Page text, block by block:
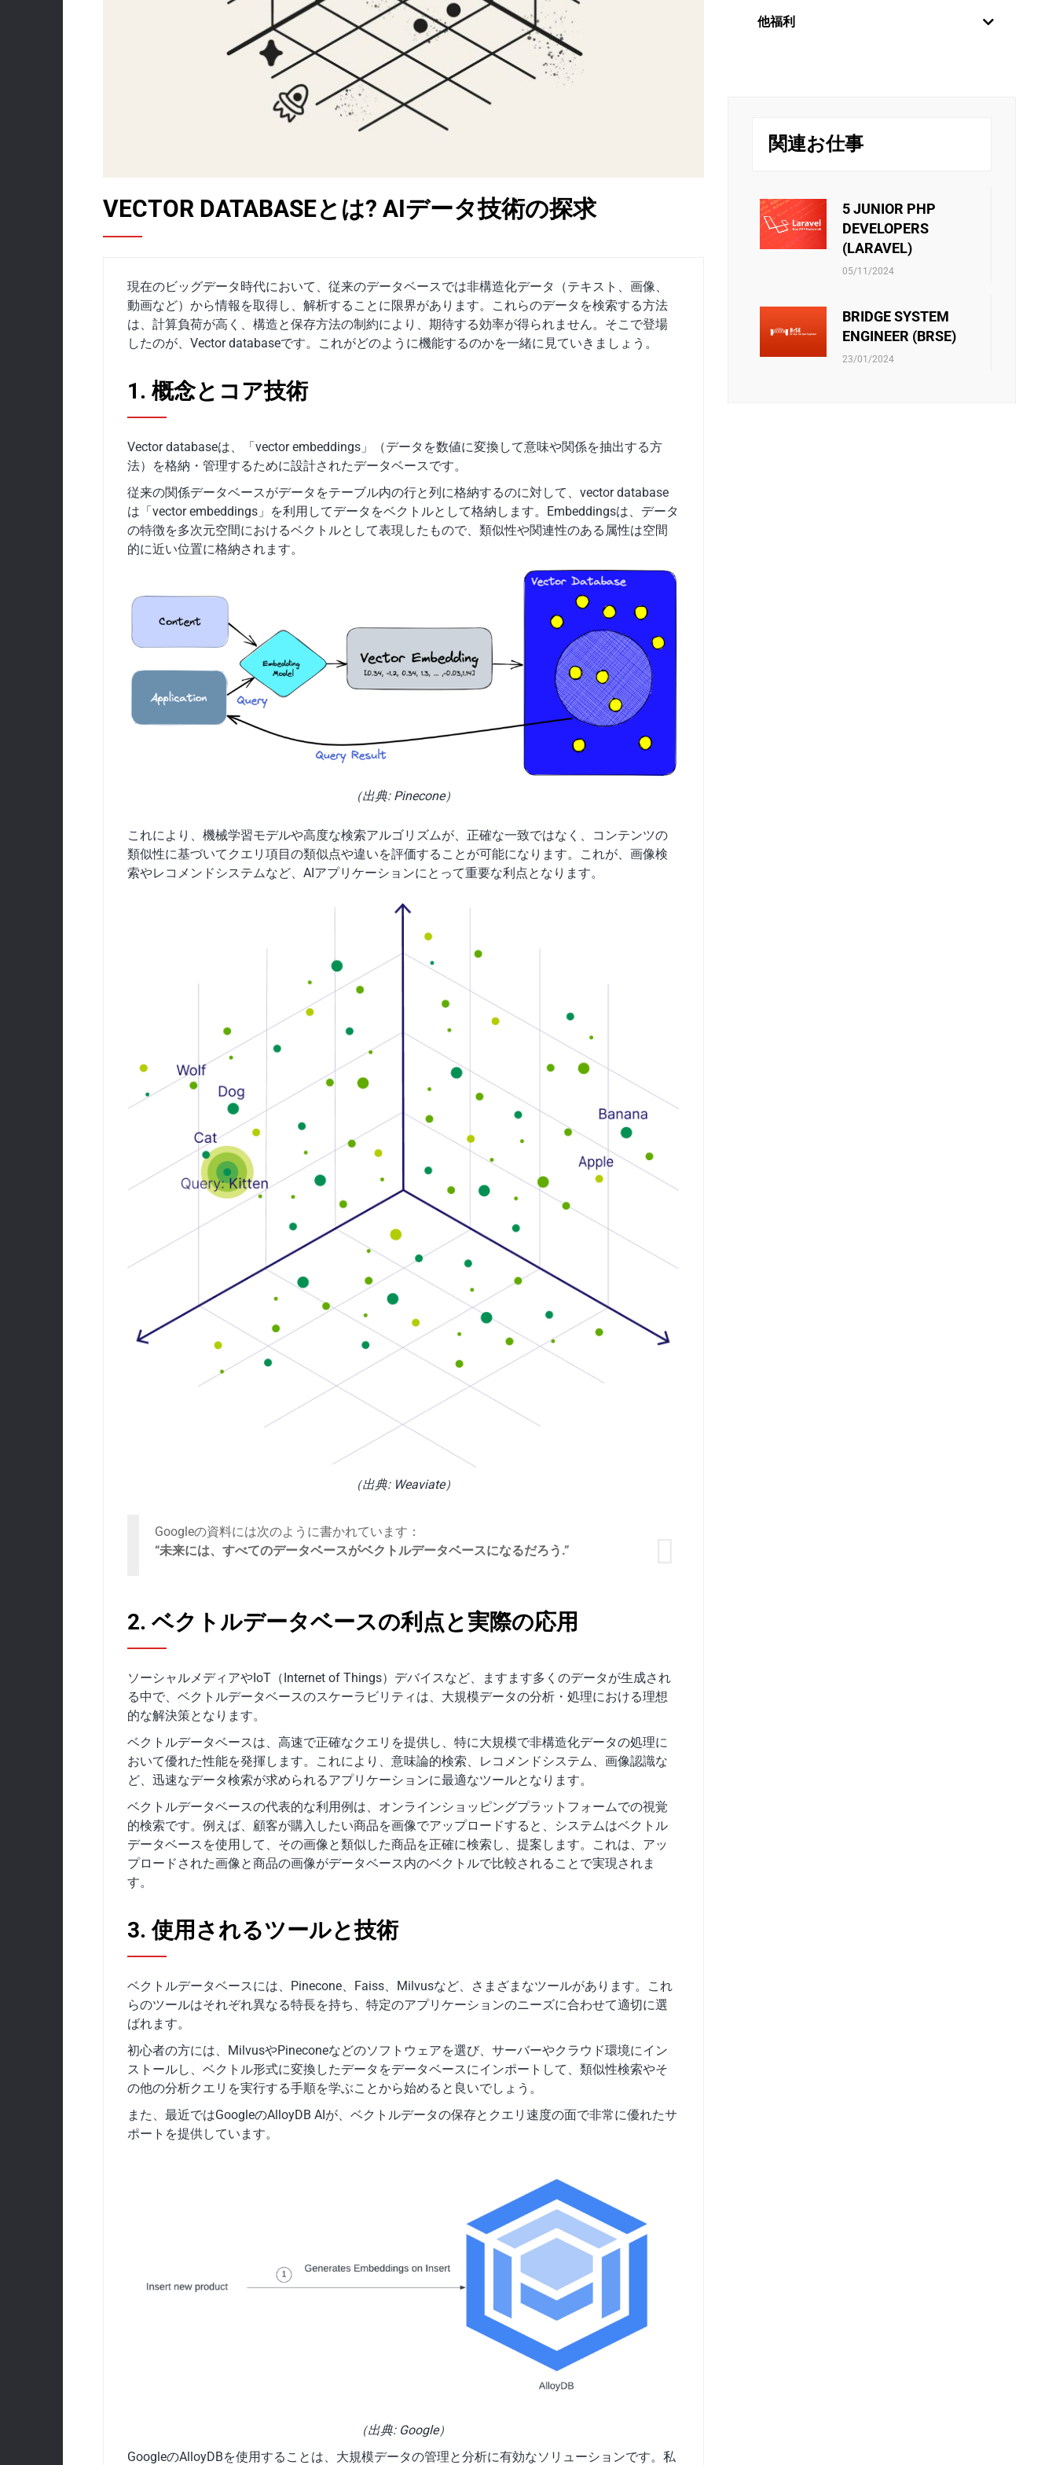
VECTOR DATABASEとは? AIデータ技術の探求
現在のビッグデータ時代において、従来のデータベースでは非構造化データ（テキスト、画像、
動画など）から情報を取得し、解析することに限界があります。これらのデータを検索する方法
は、計算負荷が高く、構造と保存方法の制約により、期待する効率が得られません。そこで登場
したのが、Vector databaseです。これがどのように機能するのかを一緒に見ていきましょう。
1. 概念とコア技術
Vector databaseは、「vector embeddings」（データを数値に変換して意味や関係を抽出する方
法）を格納・管理するために設計されたデータベースです。
従来の関係データベースがデータをテーブル内の行と列に格納するのに対して、vector database
は「vector embeddings」を利用してデータをベクトルとして格納します。Embeddingsは、データ
の特徴を多次元空間におけるベクトルとして表現したもので、類似性や関連性のある属性は空間
的に近い位置に格納されます。
（出典: Pinecone）
これにより、機械学習モデルや高度な検索アルゴリズムが、正確な一致ではなく、コンテンツの
類似性に基づいてクエリ項目の類似点や違いを評価することが可能になります。これが、画像検
索やレコメンドシステムなど、AIアプリケーションにとって重要な利点となります。
（出典: Weaviate）
Googleの資料には次のように書かれています：
“未来には、すべてのデータベースがベクトルデータベースになるだろう.”
2. ベクトルデータベースの利点と実際の応用
ソーシャルメディアやIoT（Internet of Things）デバイスなど、ますます多くのデータが生成され
る中で、ベクトルデータベースのスケーラビリティは、大規模データの分析・処理における理想
的な解決策となります。
ベクトルデータベースは、高速で正確なクエリを提供し、特に大規模で非構造化データの処理に
おいて優れた性能を発揮します。これにより、意味論的検索、レコメンドシステム、画像認識な
ど、迅速なデータ検索が求められるアプリケーションに最適なツールとなります。
ベクトルデータベースの代表的な利用例は、オンラインショッピングプラットフォームでの視覚
的検索です。例えば、顧客が購入したい商品を画像でアップロードすると、システムはベクトル
データベースを使用して、その画像と類似した商品を正確に検索し、提案します。これは、アッ
プロードされた画像と商品の画像がデータベース内のベクトルで比較されることで実現されま
す。
3. 使用されるツールと技術
ベクトルデータベースには、Pinecone、Faiss、Milvusなど、さまざまなツールがあります。これ
らのツールはそれぞれ異なる特長を持ち、特定のアプリケーションのニーズに合わせて適切に選
ばれます。
初心者の方には、MilvusやPineconeなどのソフトウェアを選び、サーバーやクラウド環境にイン
ストールし、ベクトル形式に変換したデータをデータベースにインポートして、類似性検索やそ
の他の分析クエリを実行する手順を学ぶことから始めると良いでしょう。
また、最近ではGoogleのAlloyDB AIが、ベクトルデータの保存とクエリ速度の面で非常に優れたサ
ポートを提供しています。
（出典: Google）
GoogleのAlloyDBを使用することは、大規模データの管理と分析に有効なソリューションです。私
年2回の定期昇給制度を設けていま
す。毎年6月と12月に評価を行い、毎
世界中の新しい技術分野に触れるために、
社員を日本にオンサイトさせる方針があり
ンのメンバー同士の絆をさらに深める手助
けをします。
るしお互いに自分のことを共有出来
度があります。当社は、これらの保険に関
するあらゆる手続きをスタッフに必ずサポ
ートしています。さらに、他の保険契約も
考慮され、検討されています。
他福利
営費用 ・技術研究の教科書を購入する金額
・エンジニア試験・言語能力試験を受験料
・ソフトスキルのセミナー・コースの参加
費 ・等 また会社政策通り、他のベネフィ
ットもあります。
関連お仕事
5 JUNIOR PHP
DEVELOPERS
(LARAVEL)
05/11/2024
BRIDGE SYSTEM
ENGINEER (BRSE)
23/01/2024